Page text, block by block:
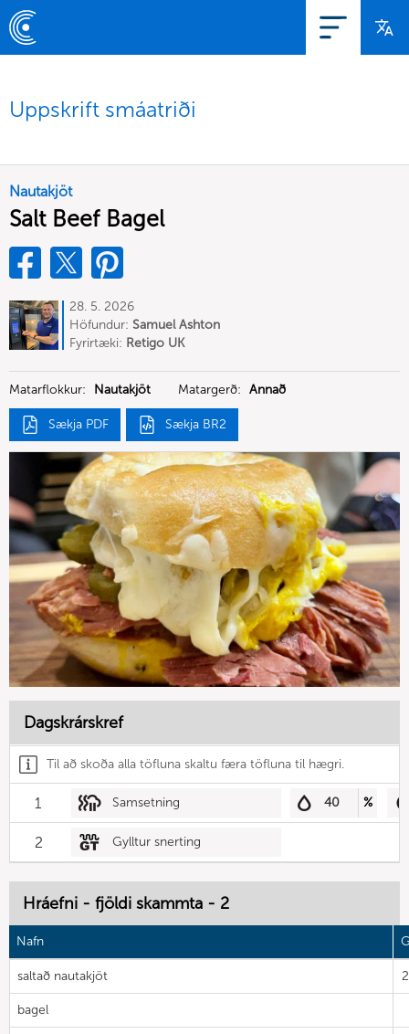
Uppskrift smáatriði
Nautakjöt
Salt Beef Bagel
28. 5. 2026
Höfundur: Samuel Ashton
Fyrirtæki: Retigo UK
Matarflokkur: Nautakjöt Matargerð: Annað
Sækja PDF Sækja BR2
Dagskrárskref
Til að skoða alla töfluna skaltu færa töfluna til hægri.
1 Samsetning 40 %
2 Gylltur snerting
Hráefni - fjöldi skammta - 2
Nafn
saltað nautakjöt
bagel